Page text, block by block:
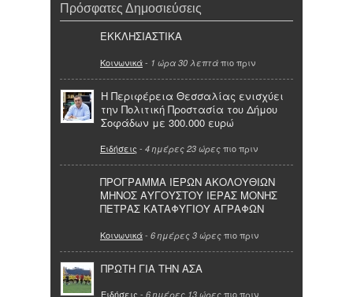
Πρόσφατες Δημοσιεύσεις
ΕΚΚΛΗΣΙΑΣΤΙΚΑ
Κοινωνικά- 1 ώρα 30 λεπτά πιο πριν
Η Περιφέρεια Θεσσαλίας ενισχύει
την Πολιτική Προστασία του Δήμου
Σοφάδων με 300.000 ευρώ
Ειδήσεις - 4 ημέρες 23 ώρες πιο πριν
ΠΡΟΓΡΑΜΜΑ ΙΕΡΩΝ ΑΚΟΛΟΥΘΙΩΝ
ΜΗΝΟΣ ΑΥΓΟΥΣΤΟΥ ΙΕΡΑΣ ΜΟΝΗΣ
ΠΕΤΡΑΣ ΚΑΤΑΦΥΓΙΟΥ ΑΓΡΑΦΩΝ
Κοινωνικά- 6 ημέρες 3 ώρες πιο πριν
ΠΡΩΤΗ ΓΙΑ ΤΗΝ ΑΣΑ
Ειδήσεις - 6 ημέρες 13 ώρες πιο πριν